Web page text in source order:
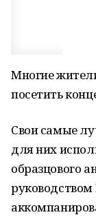
Многие
посетить
Свои самые
для них
образцового